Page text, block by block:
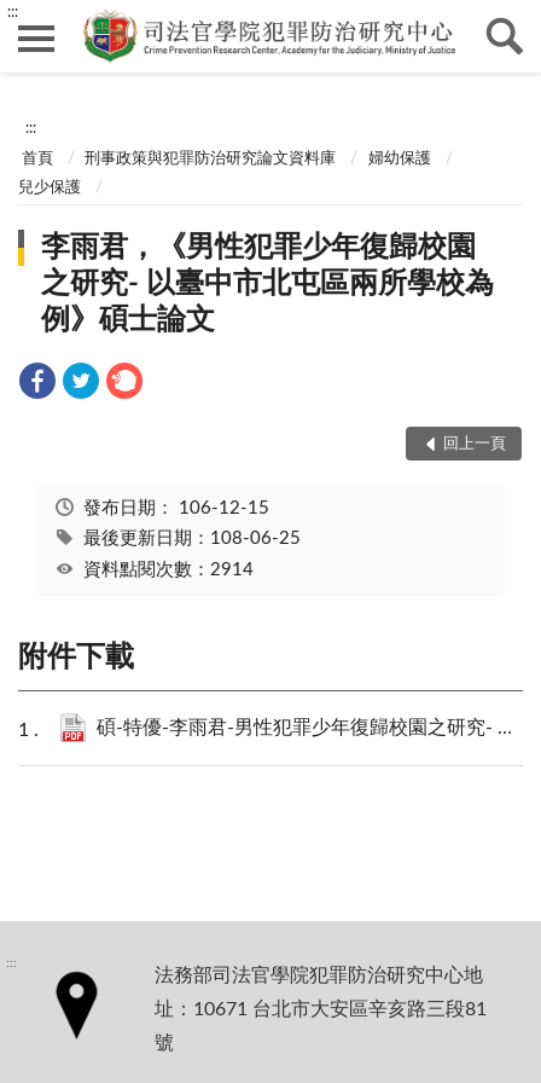
:::
:::
首頁 刑事政策與犯罪防治研究論文資料庫
婦幼保護
兒少保護
李雨君，《男性犯罪少年復歸校園
之研究- 以臺中市北屯區兩所學校為
例》碩士論文
回上一頁
發布日期： 106-12-15
最後更新日期：108-06-25
資料點閱次數：2914
附件下載
碩-特優-李雨君-男性犯罪少年復歸校園之研究- 以臺中市北屯區兩所學校為例.pdf
:::
法務部司法官學院犯罪防治研究中心地
址：10671 台北市大安區辛亥路三段81
號